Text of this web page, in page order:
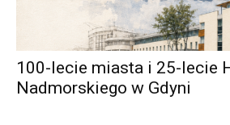
100-lecie miasta i 25-lecie
Nadmorskiego w Gdyni